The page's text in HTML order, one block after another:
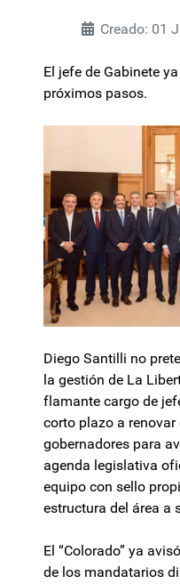
Creado: 01
El jefe de Gabinete
próximos pasos.
Diego Santilli no
la gestión de La
flamante cargo de
corto plazo a
gobernadores para
agenda legislativa
equipo con sello
estructura del área a
El “Colorado” ya
de los mandatarios